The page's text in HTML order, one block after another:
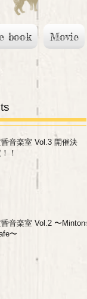
book Movie
音楽室 Vol.3 開催決
！
音楽室 Vol.2 〜Mintons
〜